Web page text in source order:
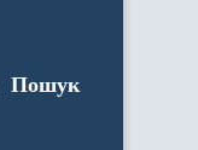
Пошук